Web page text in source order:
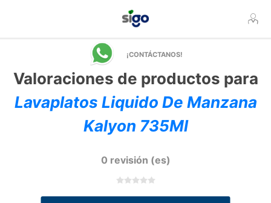
¡CONTÁCTANOS!
Valoraciones de productos para
Lavaplatos Liquido De Manzana
Kalyon 735Ml
0 revisión (es)